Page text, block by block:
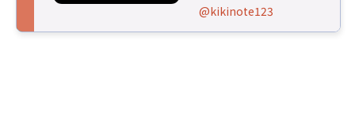
@kikinote123